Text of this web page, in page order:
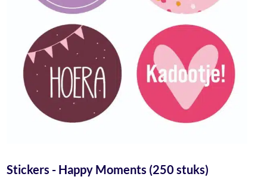
Stickers - Happy Moments (250 stuks)